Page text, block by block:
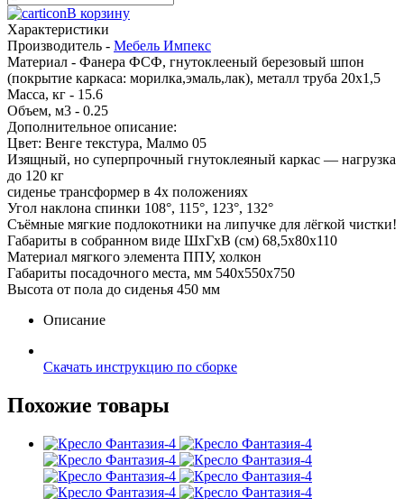
В корзину
Характеристики
Производитель - Мебель Импекс
Материал - Фанера ФСФ, гнутоклееный березовый шпон
(покрытие каркаса: морилка,эмаль,лак), металл труба 20х1,5
Масса, кг - 15.6
Объем, м3 - 0.25
Дополнительное описание:
Цвет: Венге текстура, Малмо 05
Изящный, но суперпрочный гнутоклеяный каркас — нагрузка
до 120 кг
сиденье трансформер в 4х положениях
Угол наклона спинки 108°, 115°, 123°, 132°
Съёмные мягкие подлокотники на липучке для лёгкой чистки!
Габариты в собранном виде ШхГхВ (см) 68,5х80х110
Материал мягкого элемента ППУ, холкон
Габариты посадочного места, мм 540х550х750
Высота от пола до сиденья 450 мм
Описание
Скачать инструкцию по сборке
Похожие товары